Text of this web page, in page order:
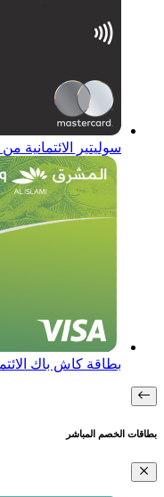
سوليتير الائتمانية
بطاقة كاش باك
بطاقات الخصم المباشر